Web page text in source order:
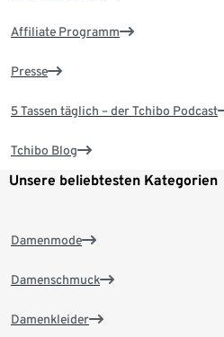
Affiliate Programm
Presse
5 Tassen täglich – der Tchibo Podcast
Tchibo Blog
Unsere beliebtesten Kategorien
Damenmode
Damenschmuck
Damenkleider